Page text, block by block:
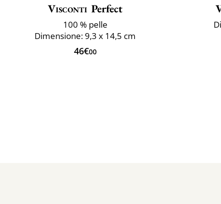
Visconti Perfect
100 % pelle
Dimensione: 9,3 x 14,5 cm
46€00